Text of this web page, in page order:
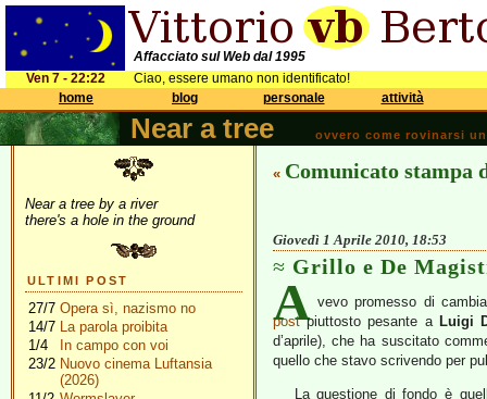
Affacciato sul Web dal 1995
Ven 7 - 22:22
Ciao, essere umano non identificato!
home
blog personale attività
Near a tree ovvero come rovinarsi
Near a tree by a river
there's a hole in the ground
ULTIMI POST
27/7 Opera sì, nazismo no
14/7 La parola proibita
1/4
In campo con voi
23/2 Nuovo cinema Luftansia
(2026)
« Comunicato stampa
Giovedì 1 Aprile 2010, 18:53
Grillo e De
A vevo promesso di
postpiuttosto pesante a Luigi
d’aprile), che ha suscitato
quello che stavo scrivendo per
La questione di fondo è